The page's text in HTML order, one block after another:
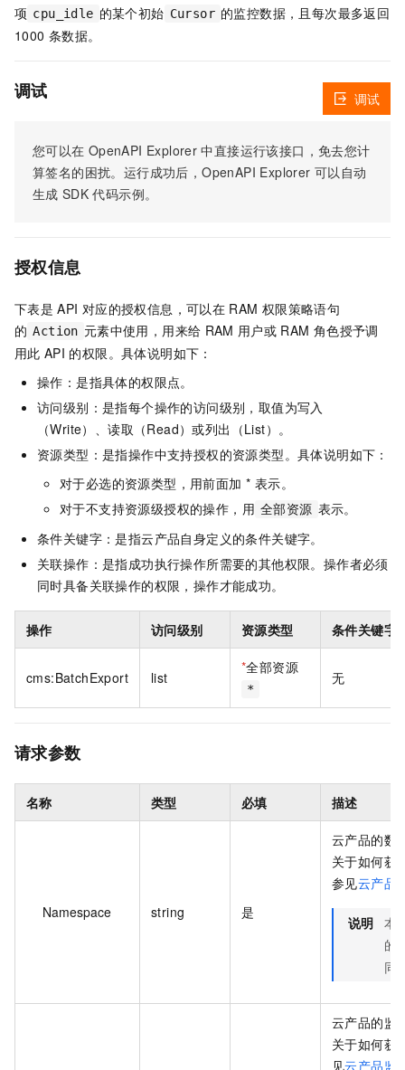
项 cpu_idle 的某个初始 Cursor 的监控数据，且每次最多返回
1000 条数据。
调试
您可以在 OpenAPI Explorer 中直接运行该接口，免去您计
算签名的困扰。运行成功后，OpenAPI Explorer 可以自动
生成 SDK 代码示例。
调试
授权信息
下表是 API 对应的授权信息，可以在 RAM 权限策略语句
的 Action 元素中使用，用来给 RAM 用户或 RAM 角色授予调
用此 API 的权限。具体说明如下：
操作：是指具体的权限点。
访问级别：是指每个操作的访问级别，取值为写入
（Write）、读取（Read）或列出（List）。
资源类型：是指操作中支持授权的资源类型。具体说明如下：
对于必选的资源类型，用前面加 * 表示。
对于不支持资源级授权的操作，用 全部资源 表示。
条件关键字：是指云产品自身定义的条件关键字。
关联操作：是指成功执行操作所需要的其他权限。操作者必须
同时具备关联操作的权限，操作才能成功。
操作 访问级别 资源类型 条件关键字
cms:BatchExport list
*全部资源
*
无
请求参数
名称 类型 必填 描述
Namespace string 是
云产品的数
关于如何获
参见云产品
说明 本
的
同
云产品的监
关于如何获
见云产品监